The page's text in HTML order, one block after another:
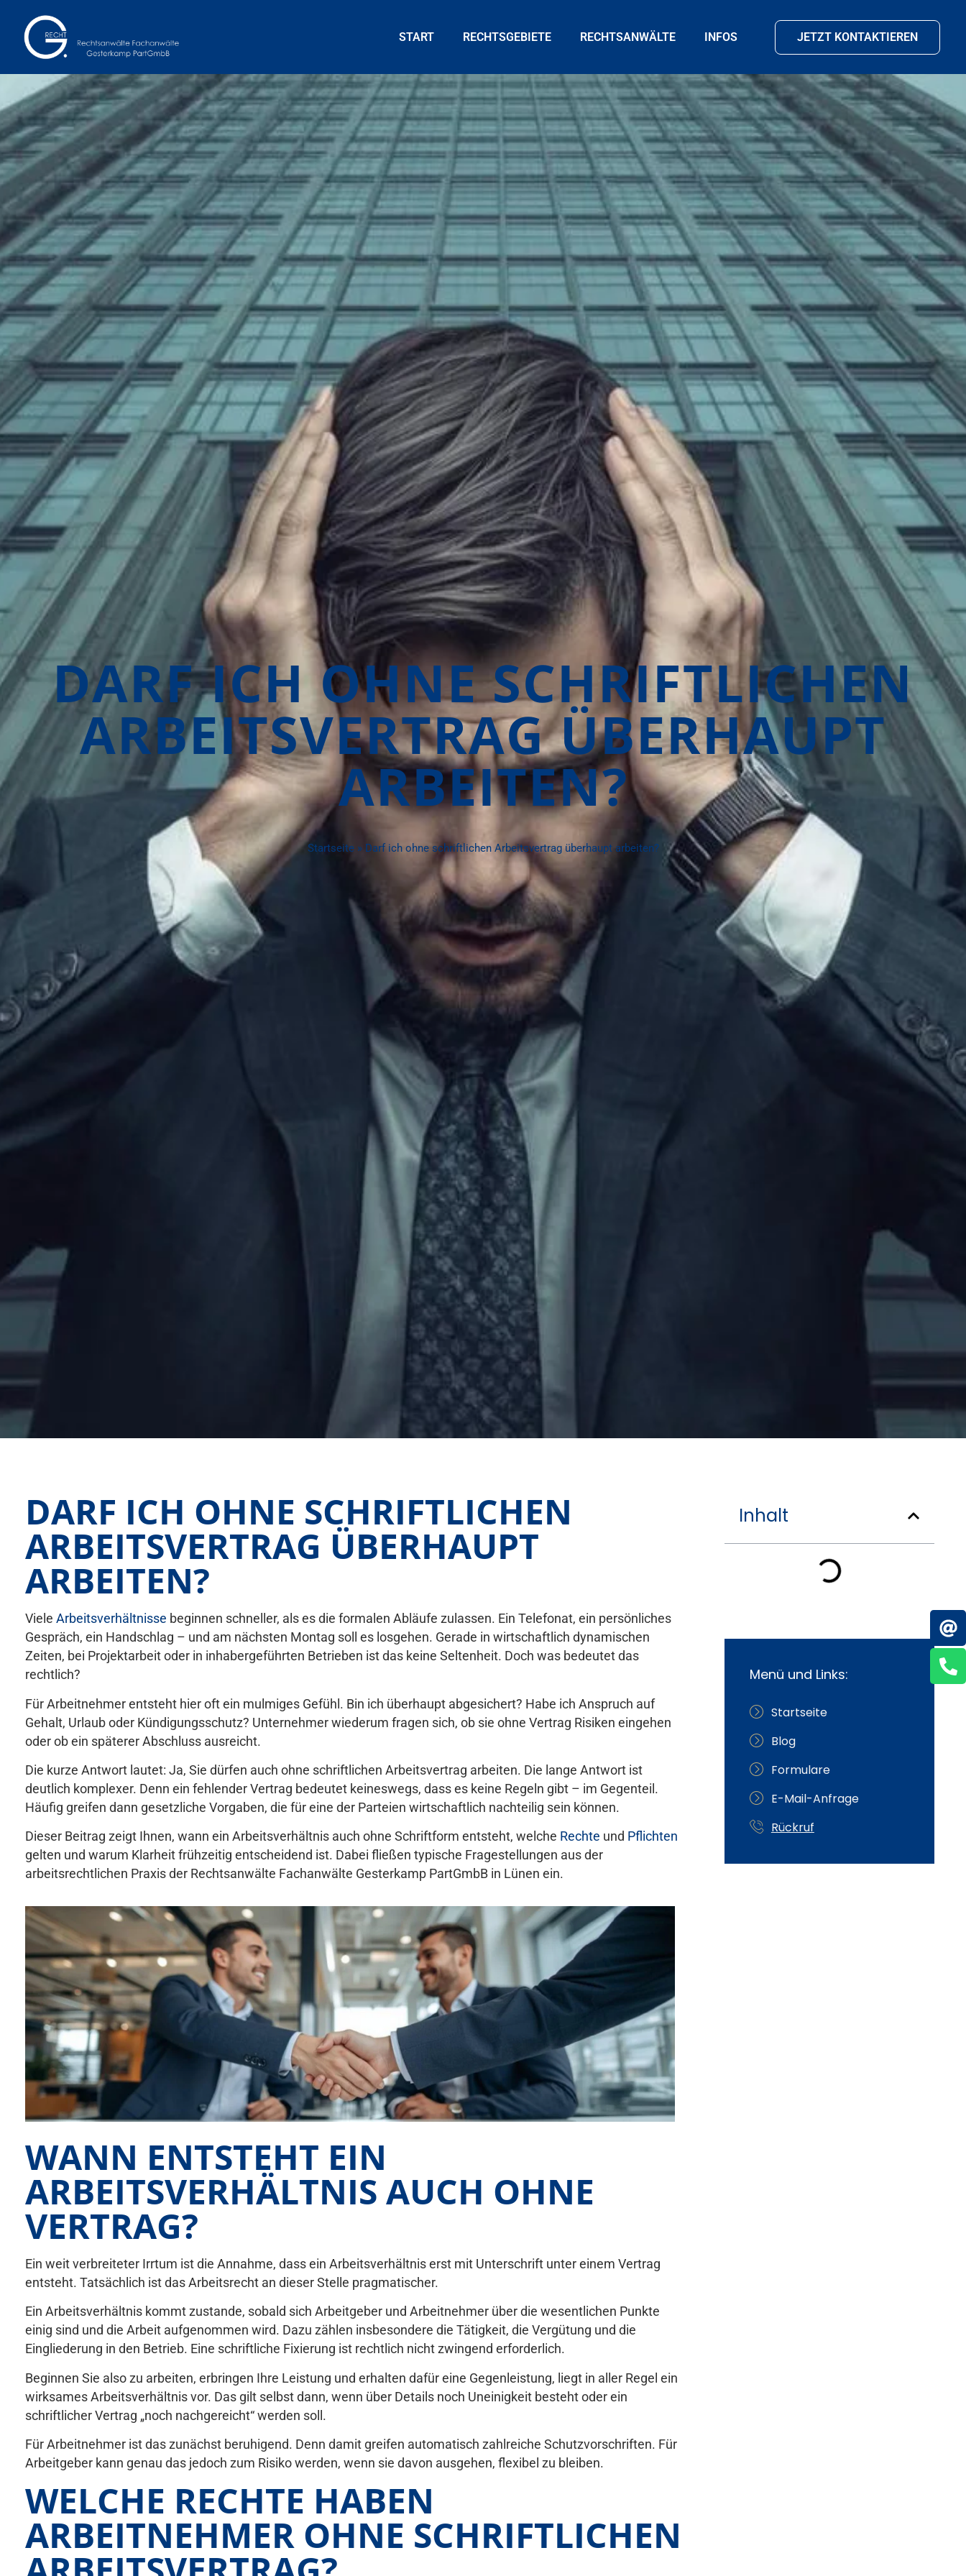
START RECHTSGEBIETE RECHTSANWÄLTE INFOS JETZT KONTAKTIEREN
DARF ICH OHNE SCHRIFTLICHEN
ARBEITSVERTRAG ÜBERHAUPT
ARBEITEN?
Startseite» Darf ich ohne schriftlichen Arbeitsvertrag überhaupt arbeiten?
DARF ICH OHNE SCHRIFTLICHEN
ARBEITSVERTRAG ÜBERHAUPT
ARBEITEN?
VieleArbeitsverhältnisse beginnen schneller, als es die formalen Abläufe zulassen. Ein Telefonat, ein persönliches
Gespräch, ein Handschlag – und am nächsten Montag soll es losgehen. Gerade in wirtschaftlich dynamischen
Zeiten, bei Projektarbeit oder in inhabergeführten Betrieben ist das keine Seltenheit. Doch was bedeutet das
rechtlich?
Für Arbeitnehmer entsteht hier oft ein mulmiges Gefühl. Bin ich überhaupt abgesichert? Habe ich Anspruch auf
Gehalt, Urlaub oder Kündigungsschutz? Unternehmer wiederum fragen sich, ob sie ohne Vertrag Risiken eingehen
oder ob ein späterer Abschluss ausreicht.
Die kurze Antwort lautet: Ja, Sie dürfen auch ohne schriftlichen Arbeitsvertrag arbeiten. Die lange Antwort ist
deutlich komplexer. Denn ein fehlender Vertrag bedeutet keineswegs, dass es keine Regeln gibt – im Gegenteil.
Häufig greifen dann gesetzliche Vorgaben, die für eine der Parteien wirtschaftlich nachteilig sein können.
Dieser Beitrag zeigt Ihnen, wann ein Arbeitsverhältnis auch ohne Schriftform entsteht, welche Rechte und Pflichten
gelten und warum Klarheit frühzeitig entscheidend ist. Dabei fließen typische Fragestellungen aus der
arbeitsrechtlichen Praxis der Rechtsanwälte Fachanwälte Gesterkamp PartGmbB in Lünen ein.
WANN ENTSTEHT EIN
ARBEITSVERHÄLTNIS AUCH OHNE
VERTRAG?
Ein weit verbreiteter Irrtum ist die Annahme, dass ein Arbeitsverhältnis erst mit Unterschrift unter einem Vertrag
entsteht. Tatsächlich ist das Arbeitsrecht an dieser Stelle pragmatischer.
Ein Arbeitsverhältnis kommt zustande, sobald sich Arbeitgeber und Arbeitnehmer über die wesentlichen Punkte
einig sind und die Arbeit aufgenommen wird. Dazu zählen insbesondere die Tätigkeit, die Vergütung und die
Eingliederung in den Betrieb. Eine schriftliche Fixierung ist rechtlich nicht zwingend erforderlich.
Beginnen Sie also zu arbeiten, erbringen Ihre Leistung und erhalten dafür eine Gegenleistung, liegt in aller Regel ein
wirksames Arbeitsverhältnis vor. Das gilt selbst dann, wenn über Details noch Uneinigkeit besteht oder ein
schriftlicher Vertrag „noch nachgereicht“ werden soll.
Für Arbeitnehmer ist das zunächst beruhigend. Denn damit greifen automatisch zahlreiche Schutzvorschriften. Für
Arbeitgeber kann genau das jedoch zum Risiko werden, wenn sie davon ausgehen, flexibel zu bleiben.
WELCHE RECHTE HABEN
ARBEITNEHMER OHNE SCHRIFTLICHEN
Inhalt
Menü und Links:
Startseite
Blog
Formulare
E-Mail-Anfrage
Rückruf